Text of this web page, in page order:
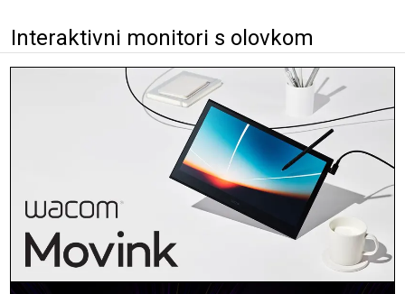
Interaktivni monitori s olovkom